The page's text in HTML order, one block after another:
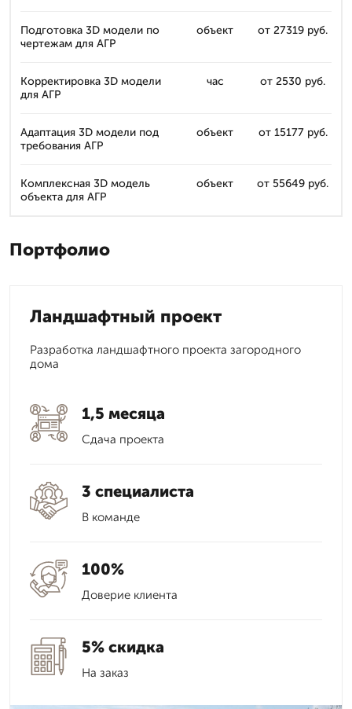
Подготовка 3D модели по
чертежам для АГР
объект от 27319 руб.
Корректировка 3D модели
для АГР
час от 2530 руб.
Адаптация 3D модели под
требования АГР
объект от 15177 руб.
Комплексная 3D модель
объекта для АГР
объект от 55649 руб.
Портфолио
Ландшафтный проект
Разработка ландшафтного проекта загородного
дома
1,5 месяца
Сдача проекта
3 специалиста
В команде
100%
Доверие клиента
5% скидка
На заказ